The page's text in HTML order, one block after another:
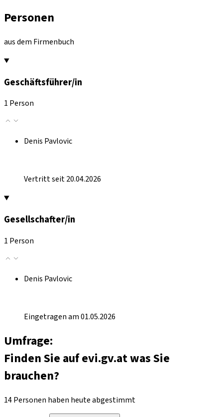
Personen
aus dem Firmenbuch
Geschäftsführer/in
1 Person
Denis Pavlovic
Vertritt seit 20.04.2026
Gesellschafter/in
1 Person
Denis Pavlovic
Eingetragen am 01.05.2026
Umfrage:
Finden Sie auf evi.gv.at was Sie
brauchen?
14 Personen haben heute abgestimmt